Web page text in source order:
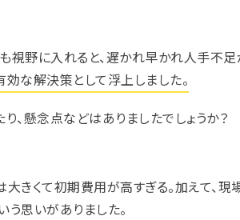
視野に入れると、遅かれ早かれ人手不足
な解決策として浮上しました。
、懸念点などはありましたでしょうか？
大きくて初期費用が高すぎる。加えて、
思いがありました。